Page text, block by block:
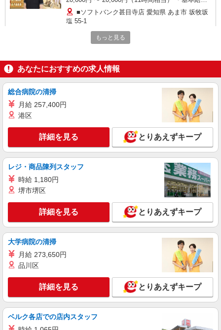
280,000円を超える場合は10,000円（5時間相
当）、基本給320,000円を超える場合は5,000円（2
時間相当）支給。時間外手当は時間外労働の有無
にかかわらず、固定残業代として支給し、相当時
間を超える時間外労働分は法定どおり追加で支給
【試用期間】月給 265000 円 〜 350000 円
■ソフトバンク甚目寺店 愛知県 あま市 坂牧坂
塩 55‐1
正社員
ソフトバンク七宝店
【店長職】ソフトバンクショップの携帯販売ス
月給 220,000円 〜 350,000円 試用期間あり 3
220000 円 〜 240000 円
■ソフトバンク七宝店 愛知県 あま市 七宝町桂
城之堀 30‐3
詳細を見る
正社員
ソフトバンク美和店
ソフトバンクショップの携帯販売スタッフ
月給 213,500円 〜 249,000円 固定残業代:
21,500円 〜 25,000円（15時間相当） ＊＿ 試用期
間あり 6ヶ月 月給25万円以上 ※経験・能力による
【試用期間】月給 213500 円 〜 249000 円
■ソフトバンク美和店 愛知県 あま市 丹波南屋
詳細を見る
ソフトバンク販売契約社員【あま市エリア】
家電量販店内の携帯販売スタッフ
月給 271,340円 〜 271,340円 試用期間なし ※
もっと見る
あなたにおすすめの求人情報
総合病院の清掃
月給 257,400円
港区
詳細を見る とりあえずキープ
レジ・商品陳列スタッフ
時給 1,180円
堺市堺区
詳細を見る とりあえずキープ
大学病院の清掃
月給 273,650円
品川区
詳細を見る とりあえずキープ
ベルク各店での店内スタッフ